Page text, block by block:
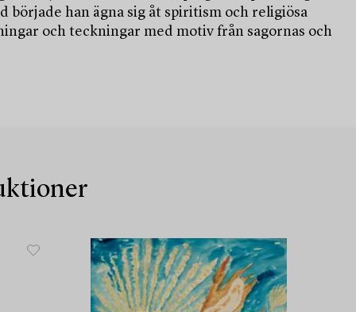
han ägna sig åt spiritism och religiösa
och teckningar med motiv från sagornas och